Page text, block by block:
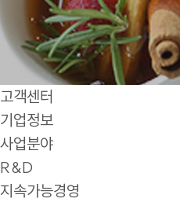
고객센터
기업정보
사업분야
R&D
지속가능경영